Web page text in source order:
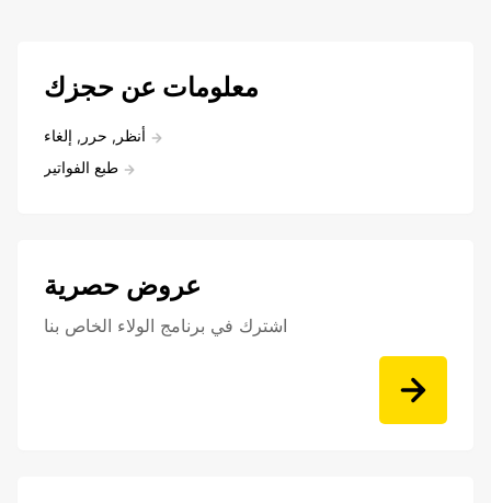
معلومات عن حجزك
أنظر, حرر, إلغاء
طبع الفواتير
عروض حصرية
اشترك في برنامج الولاء الخاص بنا